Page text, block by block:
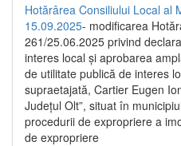
Hotărârea Consiliului Local al
15.09.2025- modificarea
261/25.06.2025 privind
interes local și aprobarea
de utilitate publică de interes
supraetajată, Cartier Eugen
Județul Olt”, situat în
procedurii de expropriere a
de expropriere